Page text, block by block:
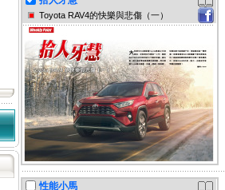
Toyota RAV4的快樂與悲傷（一）
性能小馬